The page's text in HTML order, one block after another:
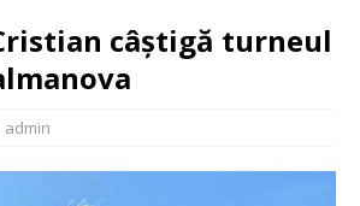
câștigă turneul
admin